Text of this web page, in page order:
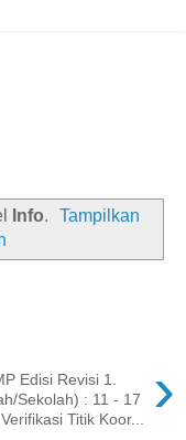
Info.
Tampilkan
›
Edisi Revisi 1.
Sekolah) : 11 - 17
Titik Koor...